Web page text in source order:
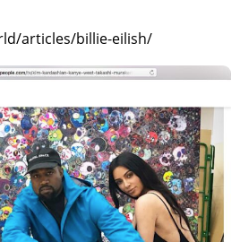
articles/billie-eilish/